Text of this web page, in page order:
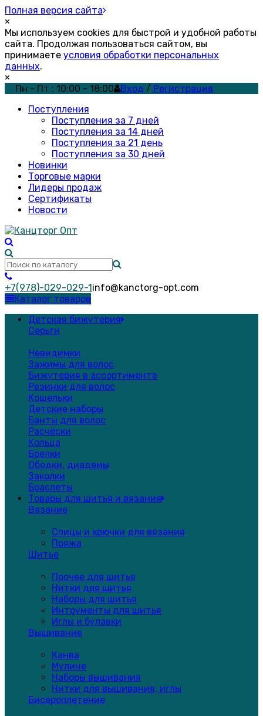
Полная версия сайта
×
Мы используем cookies для быстрой и удобной работы
сайта. Продолжая пользоваться сайтом, вы
принимаете условия обработки персональных
данных.
×
Пн - Пт : 10:00 - 18:00
Вход / Регистрация
Поступления
Поступления за 7 дней
Поступления за 14 дней
Поступления за 21 день
Поступления за 30 дней
Новинки
Торговые марки
Лидеры продаж
Сертификаты
Новости
+7(978)-029-029-1info@kanctorg-opt.com
Каталог товаров
Детская бижутерия
Серьги
Невидимки
Зажимы для волос
Бижутерия в ассортименте
Резинки для волос
Кошельки
Детские наборы
Банты для волос
Расчёски
Кольца
Брелки
Ободки, диадемы
Заколки
Браслеты
Товары для шитья и вязания
Вязание
Спицы и крючки для вязания
Пряжа
Шитье
Прочее для шитья
Нитки для шитья
Наборы для шитья
Интрументы для шитья
Иглы и булавки
Вышивание
Канва
Мулине
Наборы вышивания
Нитки для вышивания, иглы
Бисероплетение